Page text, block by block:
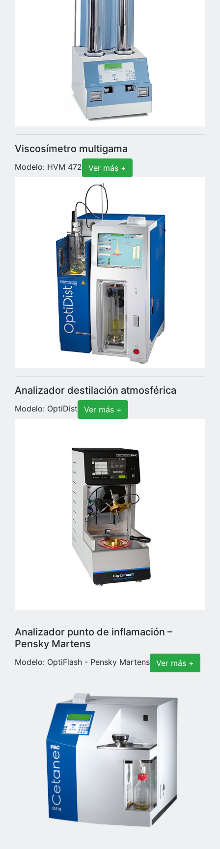
Viscosímetro multigama
Modelo: HVM 472 Ver más +
Analizador destilación atmosférica
Modelo: OptiDist Ver más +
Analizador punto de inflamación –
Pensky Martens
Modelo: OptiFlash - Pensky Martens Ver más +